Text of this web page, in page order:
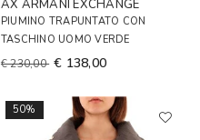
AX ARMANI EXCHANGE
PIUMINO TRAPUNTATO CON
TASCHINO UOMO VERDE
€ 230,00 € 138,00
50%